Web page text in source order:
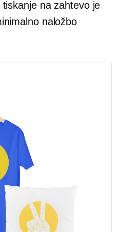
tiskanje na zahtevoje
naložbo